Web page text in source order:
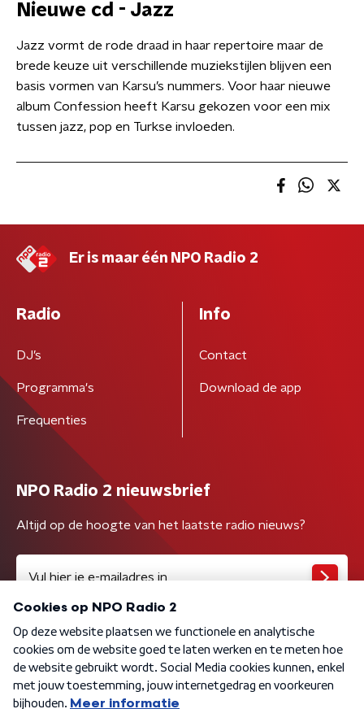
Nieuwe cd - Jazz
Jazz vormt de rode draad in haar repertoire maar de
brede keuze uit verschillende muziekstijlen blijven een
basis vormen van Karsu’s nummers. Voor haar nieuwe
album Confession heeft Karsu gekozen voor een mix
tussen jazz, pop en Turkse invloeden.
Er is maar één NPO Radio 2
Radio
DJ’s
Programma's
Frequenties
Info
Contact
Download de app
NPO Radio 2 nieuwsbrief
Altijd op de hoogte van het laatste radio nieuws?
Algemene voorwaarden